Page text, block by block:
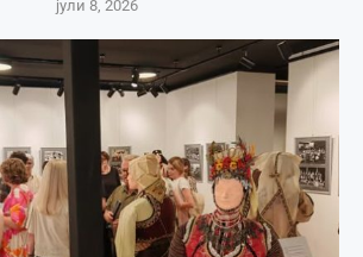
јули 8, 2026